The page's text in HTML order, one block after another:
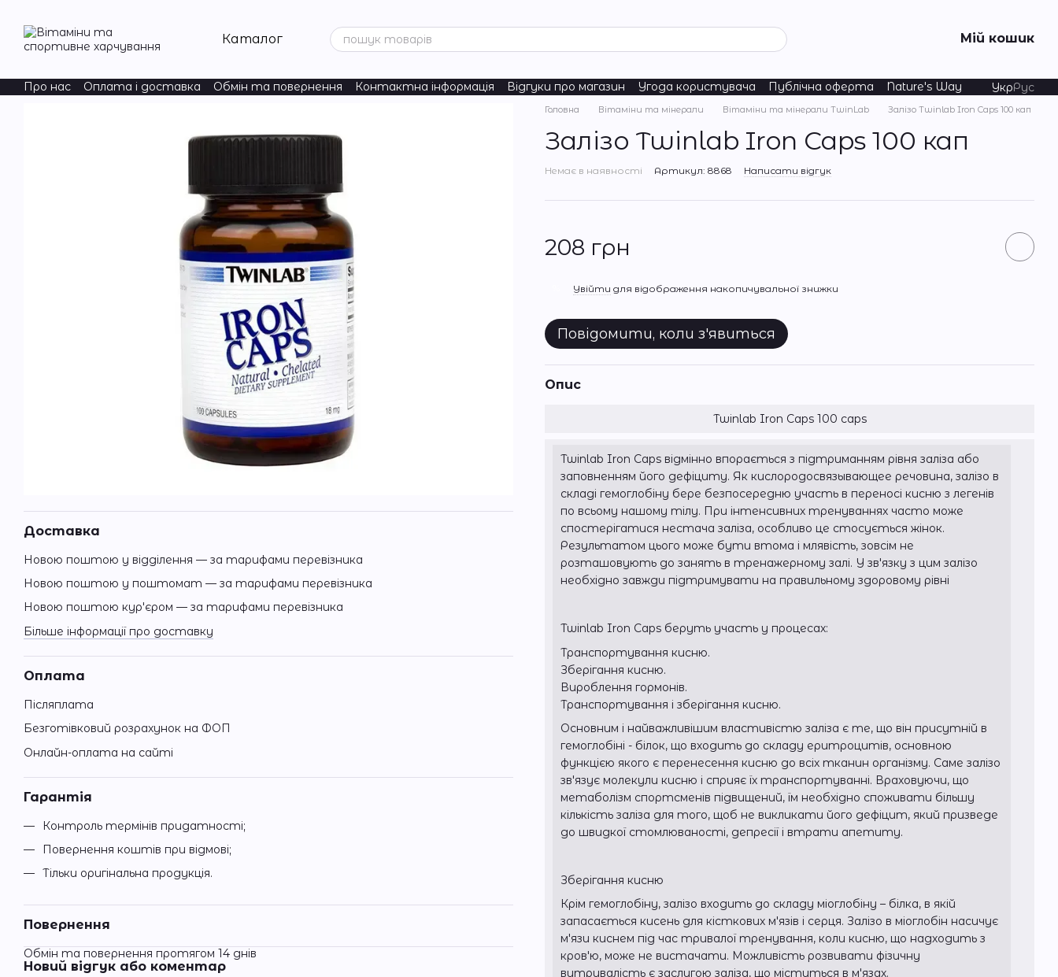
Каталог Мій кошик
Про нас Оплата і доставка Обмін та повернення Контактна інформація Відгуки про магазин Угода користувача Публічна оферта
Nature's Way
УкрРус
Доставка
Новою поштою у відділення — за тарифами перевізника
Новою поштою у поштомат — за тарифами перевізника
Новою поштою кур'єром — за тарифами перевізника
Більше інформації про доставку
Оплата
Післяплата
Безготівковий розрахунок на ФОП
Онлайн-оплата на сайті
Гарантія
Контроль термінів придатності;
Повернення коштів при відмові;
Тільки оригінальна продукція.
Повернення
Обмін та повернення протягом 14 днів
Новий відгук або коментар
Головна Вітаміни та мінерали Вітаміни та мінерали TwinLab Залізо Twinlab Iron Caps 100 кап
Залізо Twinlab Iron Caps 100 кап
Немає в наявності Артикул: 8868 Написати відгук
208 грн
Увійти для відображення накопичувальної знижки
Повідомити, коли з'явиться
Опис
Twinlab Iron Caps 100 caps
Twinlab Iron Caps відмінно впорається з підтриманням рівня заліза або
заповненням його дефіциту. Як кислородосвязывающее речовина, залізо в
складі гемоглобіну бере безпосередню участь в переносі кисню з легенів
по всьому нашому тілу. При інтенсивних тренуваннях часто може
спостерігатися нестача заліза, особливо це стосується жінок.
Результатом цього може бути втома і млявість, зовсім не
розташовують до занять в тренажерному залі. У зв'язку з цим залізо
необхідно завжди підтримувати на правильному здоровому рівні
Twinlab Iron Caps беруть участь у процесах:
Транспортування кисню.
Зберігання кисню.
Вироблення гормонів.
Транспортування і зберігання кисню.
Основним і найважливішим властивістю заліза є те, що він присутній в
гемоглобіні - білок, що входить до складу еритроцитів, основною
функцією якого є перенесення кисню до всіх тканин організму. Саме залізо
зв'язує молекули кисню і сприяє їх транспортуванні. Враховуючи, що
метаболізм спортсменів підвищений, їм необхідно споживати більшу
кількість заліза для того, щоб не викликати його дефіцит, який призведе
до швидкої стомлюваності, депресії і втрати апетиту.
Зберігання кисню
Крім гемоглобіну, залізо входить до складу міоглобіну – білка, в якій
запасається кисень для кісткових м'язів і серця. Залізо в міоглобін насичує
м'язи киснем під час тривалої тренування, коли кисню, що надходить з
кров'ю, може не вистачати. Можливість розвивати фізичну
витривалість є заслугою заліза, що міститься в м'язах.